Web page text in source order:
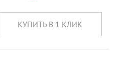
КУПИТЬ В 1 КЛИК